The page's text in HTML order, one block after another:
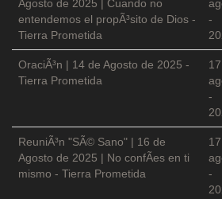
Agosto de 2025 | Cuando no
entendemos el propÃ³sito de Dios -
Tierra Prometida
-
OraciÃ³n | 14 de Agosto de 2025 -
Tierra Prometida
-
ReuniÃ³n "SÃ© Sano" | 16 de
Agosto de 2025 | No confÃ­es en ti
mismo - Tierra Prometida
-